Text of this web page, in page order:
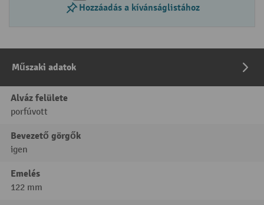
Hozzáadás a kívánságlistához
Műszaki adatok
Alváz felülete
porfúvott
Bevezető görgők
igen
Emelés
122 mm